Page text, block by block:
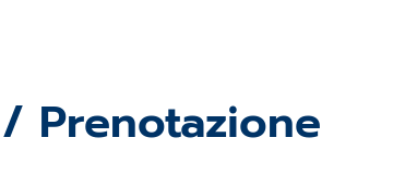
Prenotazione